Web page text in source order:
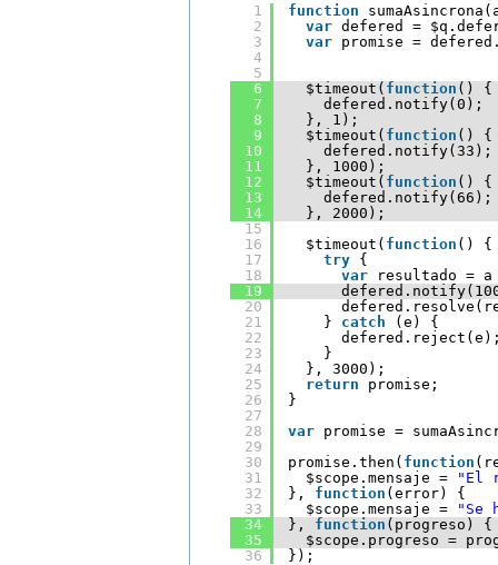
1
2
3
4
5
6
7
8
9
10
11
12
13
14
15
16
17
18
19
20
21
22
23
24
25
26
27
28
29
30
31
32
33
34
35
36
function
var defered =
var
promise =
$timeout( function () {
defered.notify(0);
}, 1);
$timeout( function () {
defered.notify(33);
}, 1000);
$timeout( function () {
defered.notify(66);
}, 2000);
$timeout( function () {
try
{
var
resultado =
} catch
(e) {
}
}, 3000);
return
promise;
}
var
promise =
promise.then( function
$scope.mensaje =
"El
}, function (error) {
$scope.mensaje =
"Se
}, function (progreso) {
$scope.progreso =
});